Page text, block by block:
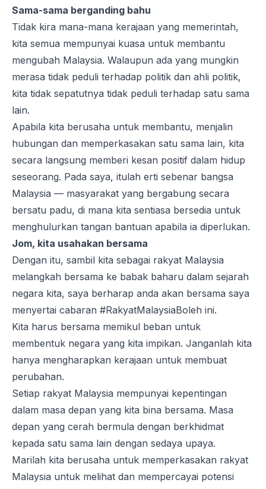
Sama-sama berganding bahu
Tidak kira mana-mana kerajaan yang memerintah,
kita semua mempunyai kuasa untuk membantu
mengubah Malaysia. Walaupun ada yang mungkin
merasa tidak peduli terhadap politik dan ahli politik,
kita tidak sepatutnya tidak peduli terhadap satu sama
lain.
Apabila kita berusaha untuk membantu, menjalin
hubungan dan memperkasakan satu sama lain, kita
secara langsung memberi kesan positif dalam hidup
seseorang. Pada saya, itulah erti sebenar bangsa
Malaysia — masyarakat yang bergabung secara
bersatu padu, di mana kita sentiasa bersedia untuk
menghulurkan tangan bantuan apabila ia diperlukan.
Jom, kita usahakan bersama
Dengan itu, sambil kita sebagai rakyat Malaysia
melangkah bersama ke babak baharu dalam sejarah
negara kita, saya berharap anda akan bersama saya
menyertai cabaran #RakyatMalaysiaBoleh ini.
Kita harus bersama memikul beban untuk
membentuk negara yang kita impikan. Janganlah kita
hanya mengharapkan kerajaan untuk membuat
perubahan.
Setiap rakyat Malaysia mempunyai kepentingan
dalam masa depan yang kita bina bersama. Masa
depan yang cerah bermula dengan berkhidmat
kepada satu sama lain dengan sedaya upaya.
Marilah kita berusaha untuk memperkasakan rakyat
Malaysia untuk melihat dan mempercayai potensi